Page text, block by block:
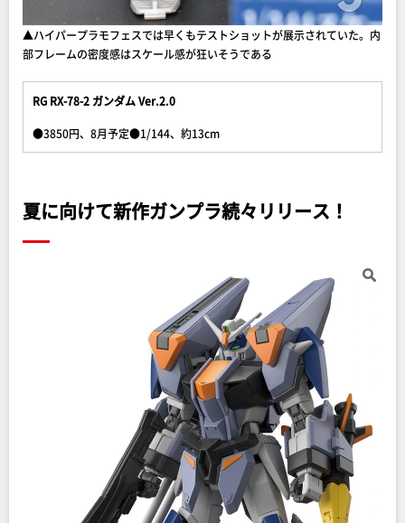
▲ハイパープラモフェスでは早くもテストショットが展示されていた。内
部フレームの密度感はスケール感が狂いそうである
RG RX-78-2 ガンダム Ver.2.0
●3850円、8月予定●1/144、約13cm
夏に向けて新作ガンプラ続々リリース！